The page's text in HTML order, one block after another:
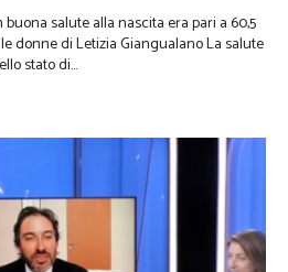
salute alla nascita era pari a 60,5
La salute
stato di...